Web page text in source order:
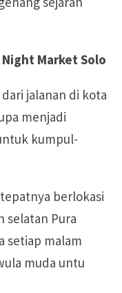
Market Solo
jalanan di kota
menjadi
kumpul-
berlokasi
selatan Pura
setiap malam
muda untu